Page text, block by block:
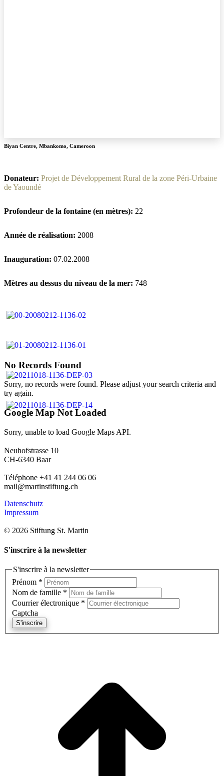
No Records Found
Sorry, no records were found. Please adjust your search criteria and
try again.
Google Map Not Loaded
Sorry, unable to load Google Maps API.
Biyan Centre, Mbankomo, Cameroon
Donateur: Projet de Développement Rural de la zone Péri-Urbaine
de Yaoundé
Profondeur de la fontaine (en mètres): 22
Année de réalisation: 2008
Inauguration: 07.02.2008
Mètres au dessus du niveau de la mer: 748
Neuhofstrasse 10
CH-6340 Baar
Téléphone +41 41 244 06 06
mail@martinstiftung.ch
Datenschutz
Impressum
© 2026 Stiftung St. Martin
S'inscrire à la newsletter
S'inscrire à la newsletter
Prénom *
Nom de famille *
Courrier électronique *
Captcha
S'inscrire